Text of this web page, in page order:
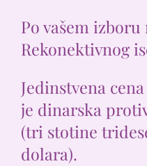
Po vašem izboru
Rekonektivnog
Jedinstvena
je dinarska
(tri stotine
dolara).